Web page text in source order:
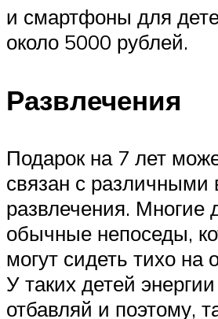
и смартфоны для
около 5000 рублей.
Развлечения
Подарок на 7 лет
связан с различными
развлечения. Многие
обычные непоседы,
могут сидеть тихо на
У таких детей
отбавляй и поэтому,